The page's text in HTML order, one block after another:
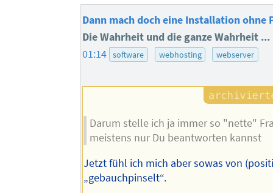
Dann mach doch eine Installation
Die Wahrheit und die ganze Wahrheit ...
01:14 software webhosting webserver
Darum stelle ich ja immer so "nette"
meistens nur Du beantworten kannst
Jetzt fühl ich mich aber sowas von
„gebauchpinselt“.